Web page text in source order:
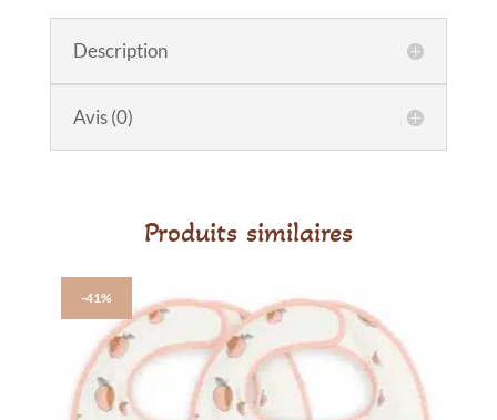
Isotherme
Goûter
Description
Avis (0)
Produits similaires
-41%